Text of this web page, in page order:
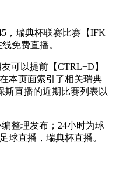
，瑞典杯联赛比赛【IFK
免费直播。
可以提前【CTRL+D】
本页面索引了相关瑞典
斯直播的近期比赛列表以
整理发布；24小时为球
球直播，瑞典杯直播。